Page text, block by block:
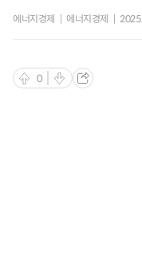
에너지경제 에너지경제
0